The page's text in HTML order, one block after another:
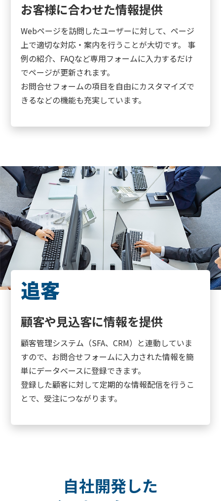
お客様に合わせた情報提供
Webページを訪問したユーザーに対して、ページ
上で適切な対応・案内を行うことが大切です。 事
例の紹介、FAQなど専用フォームに入力するだけ
でページが更新されます。
お問合せフォームの項目を自由にカスタマイズで
きるなどの機能も充実しています。
追客
顧客や見込客に情報を提供
顧客管理システム（SFA、CRM）と連動していま
すので、お問合せフォームに入力された情報を簡
単にデータベースに登録できます。
登録した顧客に対して定期的な情報配信を行うこ
とで、受注につながります。
自社開発した